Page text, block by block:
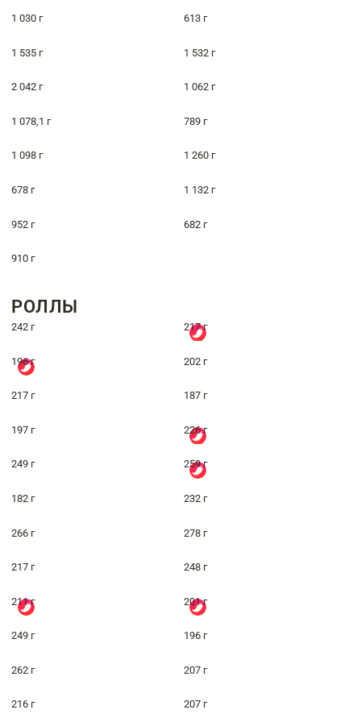
1 030 г 613 г
1 535 г 1 532 г
2 042 г 1 062 г
1 078,1 г 789 г
1 098 г 1 260 г
678 г 1 132 г
952 г 682 г
910 г
РОЛЛЫ
242 г 217 г
196 г 202 г
217 г 187 г
197 г 226 г
249 г 259 г
182 г 232 г
266 г 278 г
217 г 248 г
211 г 201 г
249 г 196 г
262 г 207 г
216 г 207 г